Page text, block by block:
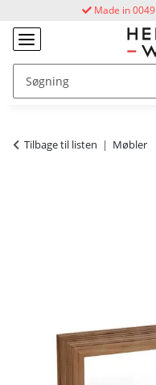
Made in 0049
Tilbage til listen Møbler